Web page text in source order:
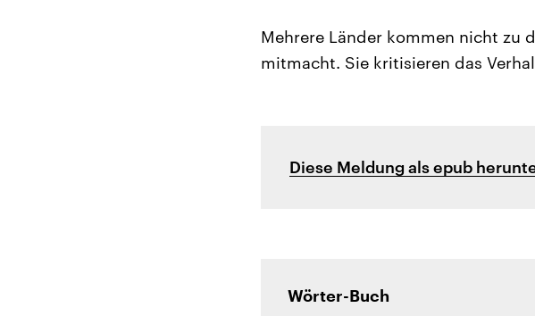
Mehrere Länder kommen nicht zu
mitmacht. Sie kritisieren das
Diese Meldung als epub
Wörter-Buch